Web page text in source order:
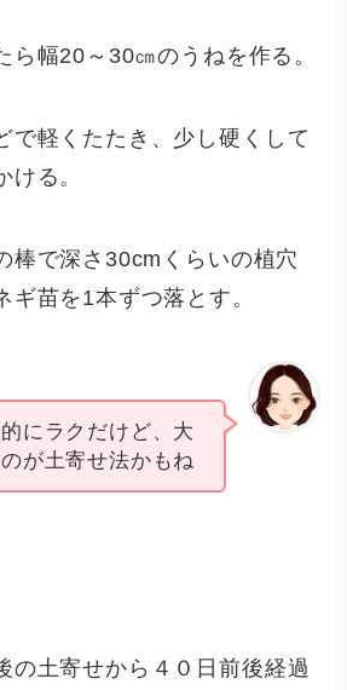
ら幅20～30㎝のうねを作る。
で軽くたたき、少し硬くして
ける。
棒で深さ30cmくらいの植穴
ギ苗を1本ずつ落とす。
にラクだけど、大
が土寄せ法かもね
の土寄せから４０日前後経過